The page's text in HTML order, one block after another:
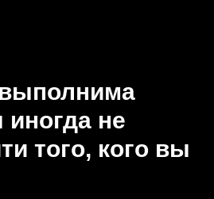
не
того, кого вы